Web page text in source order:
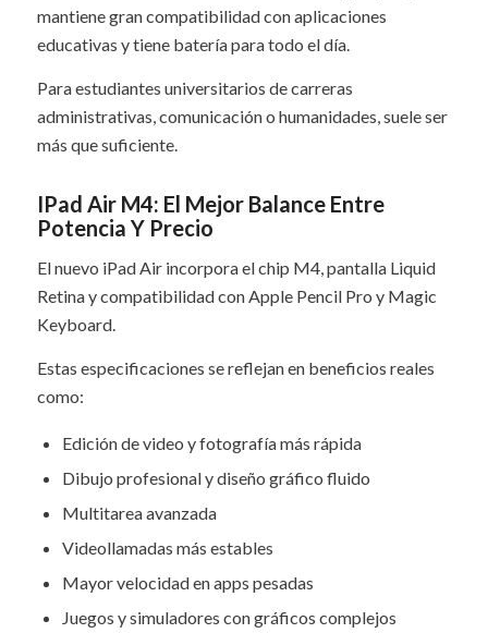
mantiene gran compatibilidad con aplicaciones
educativas y tiene batería para todo el día.
Para estudiantes universitarios de carreras
administrativas, comunicación o humanidades, suele ser
más que suficiente.
IPad Air M4: El Mejor Balance Entre
Potencia Y Precio
El nuevo iPad Air incorpora el chip M4, pantalla Liquid
Retina y compatibilidad con Apple Pencil Pro y Magic
Keyboard.
Estas especificaciones se reflejan en beneficios reales
como:
Edición de video y fotografía más rápida
Dibujo profesional y diseño gráfico fluido
Multitarea avanzada
Videollamadas más estables
Mayor velocidad en apps pesadas
Juegos y simuladores con gráficos complejos